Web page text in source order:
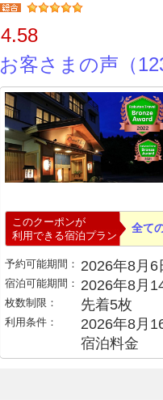
4.58
お客さまの声（
このクーポンが
利用できる宿泊プラン
全て
予約可能期間： 2026年8月
宿泊可能期間： 2026年8月
枚数制限： 先着5枚
利用条件：
2026年8月
宿泊料金